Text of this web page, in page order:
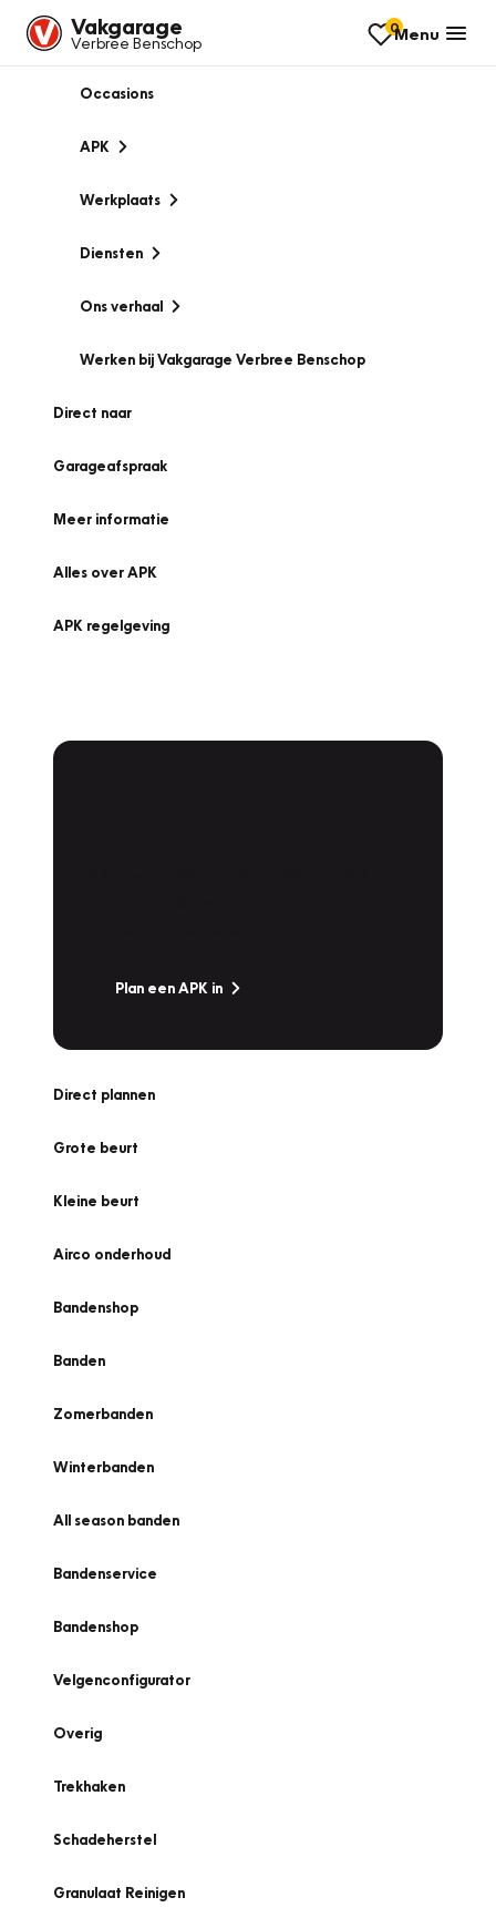
Vakgarage
Verbree Benschop
0Menu
Occasions
APK
Werkplaats
Diensten
Ons verhaal
Werken bij Vakgarage Verbree Benschop
Direct naar
Garageafspraak
Meer informatie
Alles over APK
APK regelgeving
Plan een APK in
Direct plannen
Grote beurt
Kleine beurt
Airco onderhoud
Bandenshop
Banden
Zomerbanden
Winterbanden
All season banden
Bandenservice
Bandenshop
Velgenconfigurator
Overig
Trekhaken
Schadeherstel
Granulaat Reinigen